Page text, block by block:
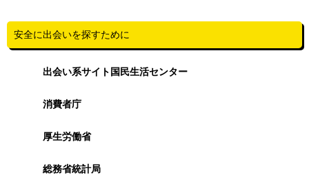
安全に出会いを探すために
出会い系サイト国民生活センター
消費者庁
厚生労働省
総務省統計局